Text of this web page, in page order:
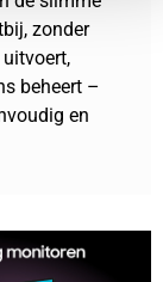
zonder
beheert –
en